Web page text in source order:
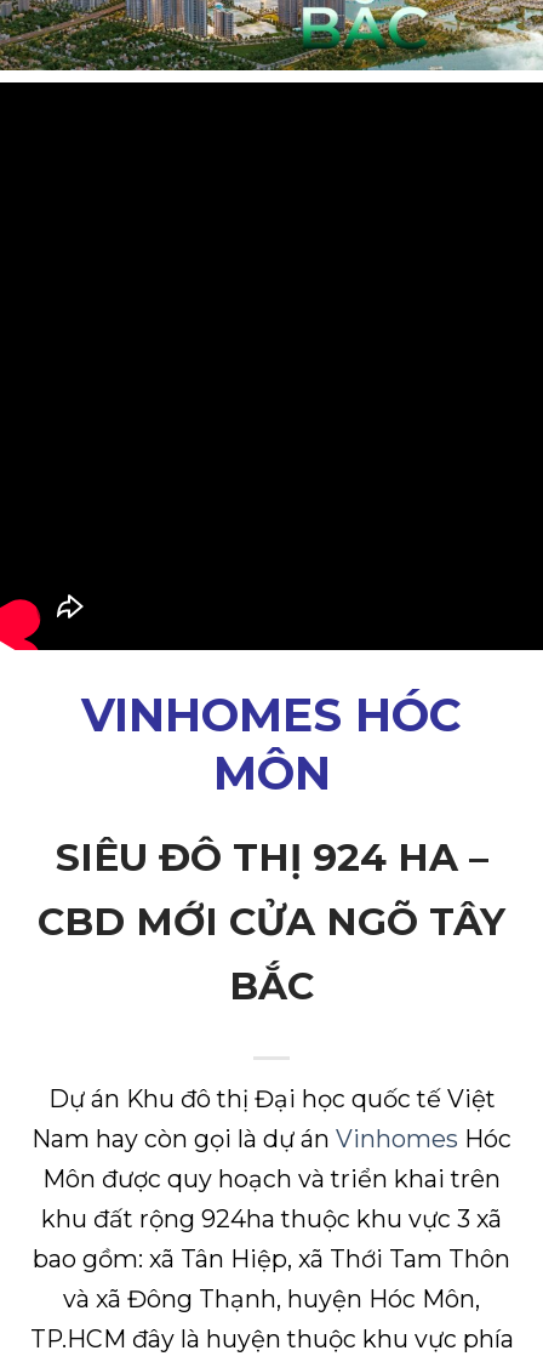
VINHOMES HÓC
MÔN
SIÊU ĐÔ THỊ 924 HA –
CBD MỚI CỬA NGÕ TÂY
BẮC
Dự án Khu đô thị Đại học quốc tế Việt
Nam hay còn gọi là dự án Vinhomes Hóc
Môn được quy hoạch và triển khai trên
khu đất rộng 924ha thuộc khu vực 3 xã
bao gồm: xã Tân Hiệp, xã Thới Tam Thôn
và xã Đông Thạnh, huyện Hóc Môn,
TP.HCM đây là huyện thuộc khu vực phía